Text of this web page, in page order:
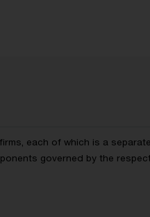
each of which is a
governed by the